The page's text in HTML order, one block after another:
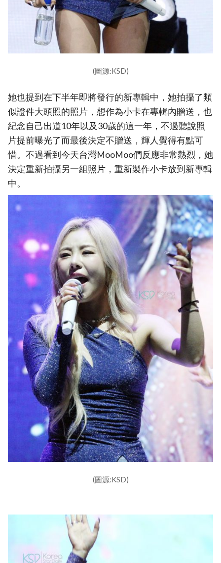
(圖源:KSD)
她也提到在下半年即將發行的新專輯中，她拍攝了類
似證件大頭照的照片，想作為小卡在專輯內贈送，也
紀念自己出道10年以及30歲的這一年，不過聽說照
片提前曝光了而最後決定不贈送，輝人覺得有點可
惜。不過看到今天台灣MooMoo們反應非常熱烈，她
決定重新拍攝另一組照片，重新製作小卡放到新專輯
中。
(圖源:KSD)